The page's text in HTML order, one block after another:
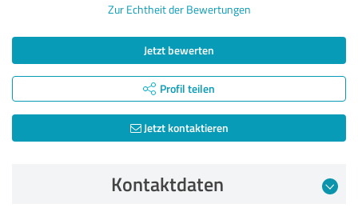
Zur Echtheit der Bewertungen
Jetzt bewerten
Profil teilen
Jetzt kontaktieren
Kontaktdaten